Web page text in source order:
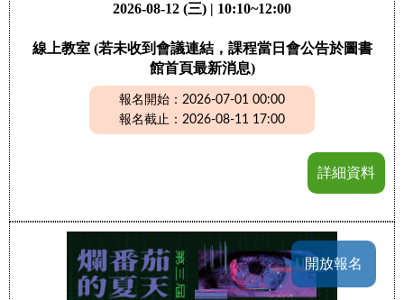
2026-08-12 (三) | 10:10~12:00
線上教室 (若未收到會議連結，課程當日會公告於圖書
館首頁最新消息)
報名開始：2026-07-01 00:00
報名截止：2026-08-11 17:00
詳細資料
開放報名